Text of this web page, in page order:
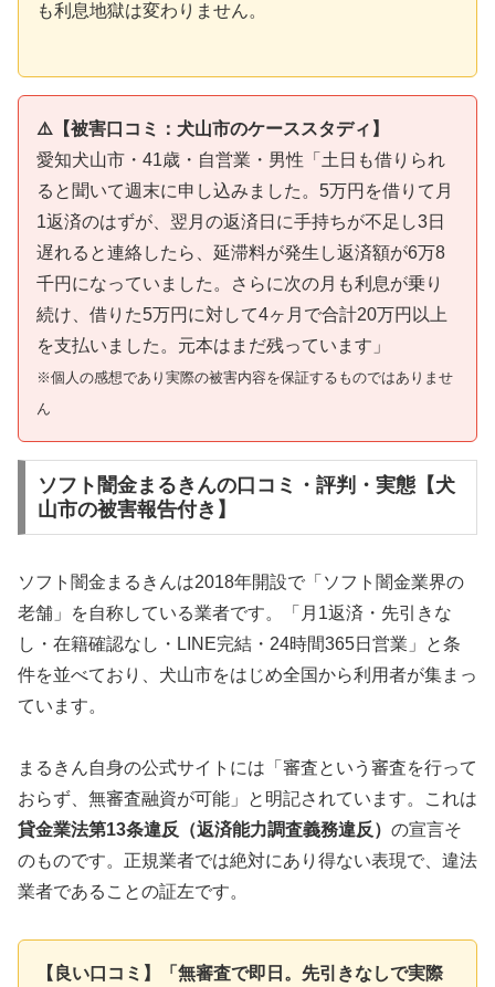
も利息地獄は変わりません。
⚠️【被害口コミ：犬山市のケーススタディ】
愛知犬山市・41歳・自営業・男性「土日も借りられ
ると聞いて週末に申し込みました。5万円を借りて月
1返済のはずが、翌月の返済日に手持ちが不足し3日
遅れると連絡したら、延滞料が発生し返済額が6万8
千円になっていました。さらに次の月も利息が乗り
続け、借りた5万円に対して4ヶ月で合計20万円以上
を支払いました。元本はまだ残っています」
※個人の感想であり実際の被害内容を保証するものではありませ
ん
ソフト闇金まるきんの口コミ・評判・実態【犬
山市の被害報告付き】
ソフト闇金まるきんは2018年開設で「ソフト闇金業界の
老舗」を自称している業者です。「月1返済・先引きな
し・在籍確認なし・LINE完結・24時間365日営業」と条
件を並べており、犬山市をはじめ全国から利用者が集まっ
ています。
まるきん自身の公式サイトには「審査という審査を行って
おらず、無審査融資が可能」と明記されています。これは
貸金業法第13条違反（返済能力調査義務違反） の宣言そ
のものです。正規業者では絶対にあり得ない表現で、違法
業者であることの証左です。
【良い口コミ】「無審査で即日。先引きなしで実際